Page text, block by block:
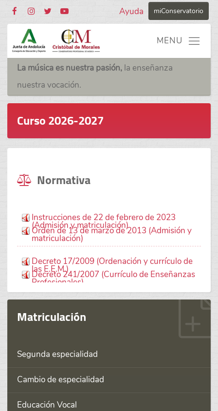
miConservatorio
Ayuda
La música es nuestra pasión, la enseñanza
nuestra vocación.
Curso 2026-2027
Normativa
Instrucciones de 22 de febrero de 2023
(Admisión y matriculación)
Orden de 13 de marzo de 2013 (Admisión y
matriculación)
Decreto 17/2009 (Ordenación y currículo de
las E.E.M.)
Decreto 241/2007 (Currículo de Enseñanzas
Profesionales)
Matriculación
Segunda especialidad
Cambio de especialidad
Educación Vocal